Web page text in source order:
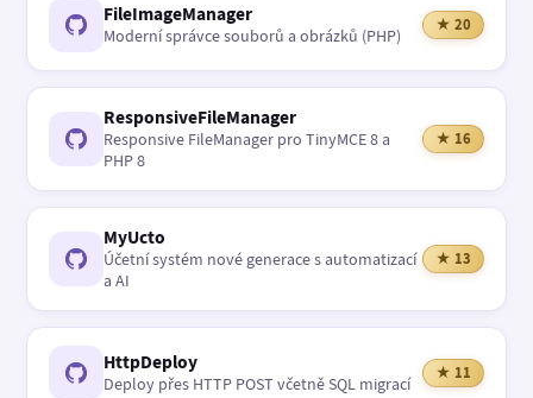
FileImageManager
Moderní správce souborů a obrázků (PHP)
★ 20
ResponsiveFileManager
Responsive FileManager pro TinyMCE 8 a
PHP 8
★ 16
MyUcto
Účetní systém nové generace s automatizací
a AI
★ 13
HttpDeploy
Deploy přes HTTP POST včetně SQL migrací
★ 11